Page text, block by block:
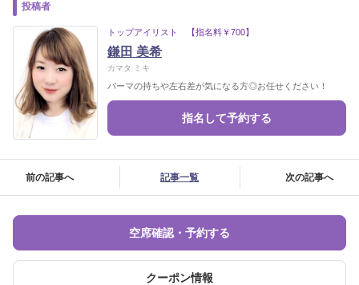
投稿者
トップアイリスト 【指名料￥700】
鎌田 美希
カマタ ミキ
パーマの持ちや左右差が気になる方◎お任せください！
指名して予約する
前の記事へ 記事一覧 次の記事へ
空席確認・予約する
クーポン情報